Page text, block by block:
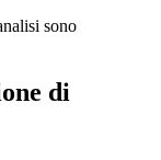
sono
di